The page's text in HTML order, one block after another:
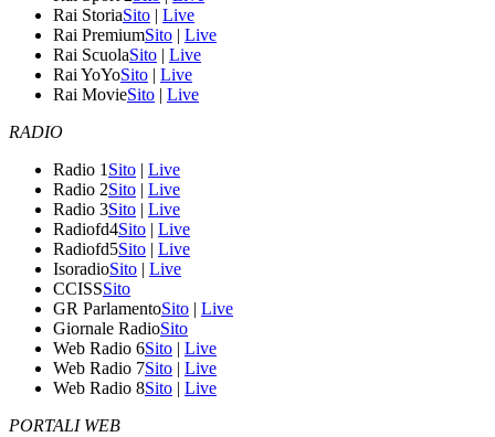
Rai StoriaSito | Live
Rai PremiumSito | Live
Rai ScuolaSito | Live
Rai YoYoSito | Live
Rai MovieSito | Live
RADIO
Radio 1 Sito | Live
Radio 2Sito | Live
Radio 3Sito | Live
Radiofd4Sito | Live
Radiofd5Sito | Live
IsoradioSito | Live
CCISSSito
GR ParlamentoSito | Live
Giornale RadioSito
Web Radio 6Sito | Live
Web Radio 7Sito | Live
Web Radio 8Sito | Live
PORTALI WEB